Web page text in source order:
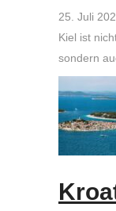
25. Juli
Kiel ist
sondern